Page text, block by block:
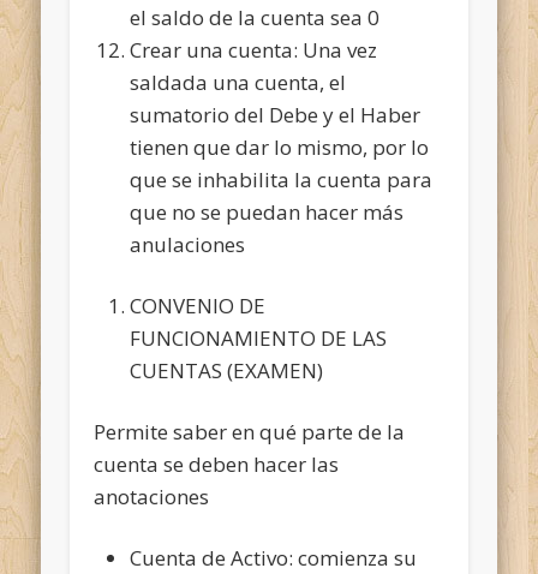
el saldo de la cuenta sea 0
Crear una cuenta: Una vez
saldada una cuenta, el
sumatorio del Debe y el Haber
tienen que dar lo mismo, por lo
que se inhabilita la cuenta para
que no se puedan hacer más
anulaciones
CONVENIO DE
FUNCIONAMIENTO DE LAS
CUENTAS (EXAMEN)
Permite saber en qué parte de la
cuenta se deben hacer las
anotaciones
Cuenta de Activo: comienza su